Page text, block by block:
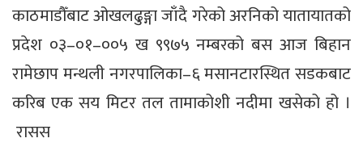
काठमाडौँबाट ओखलढुङ्गा जाँदै गरेको अरनिको यातायातको
प्रदेश ०३–०१–००५ ख ९९७५ नम्बरको बस आज बिहान
रामेछाप मन्थली नगरपालिका–६ मसानटारस्थित सडकबाट
करिब एक सय मिटर तल तामाकोशी नदीमा खसेको हो ।
रासस